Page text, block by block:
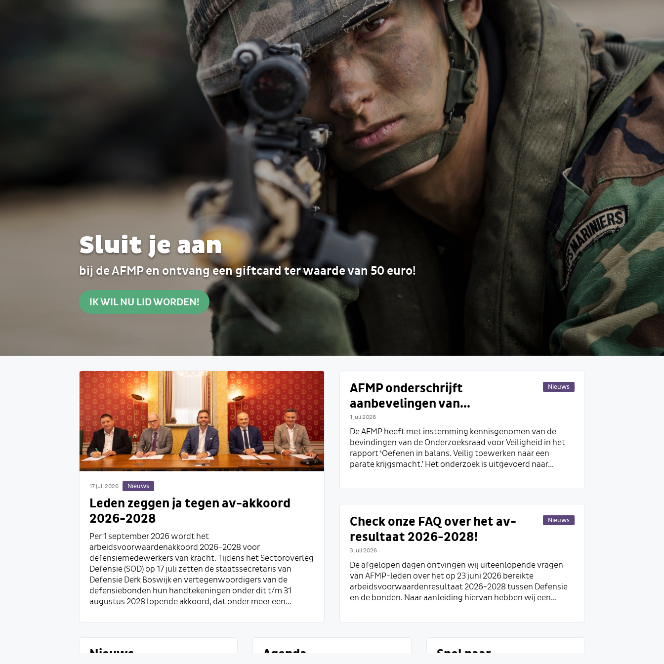
Sluit je aan
bij de AFMP en ontvang een giftcard ter waarde van 50 euro!
IK WIL NU LID WORDEN!
17 juli 2026 Nieuws
Leden zeggen ja tegen av-akkoord
2026-2028
Per 1 september 2026 wordt het
arbeidsvoorwaardenakkoord 2026-2028 voor
defensiemedewerkers van kracht. Tijdens het Sectoroverleg
Defensie (SOD) op 17 juli zetten de staatssecretaris van
Defensie Derk Boswijk en vertegenwoordigers van de
defensiebonden hun handtekeningen onder dit t/m 31
augustus 2028 lopende akkoord, dat onder meer een...
AFMP onderschrijft
aanbevelingen van...
1 juli 2026
Nieuws
De AFMP heeft met instemming kennisgenomen van de
bevindingen van de Onderzoeksraad voor Veiligheid in het
rapport ‘Oefenen in balans. Veilig toewerken naar een
parate krijgsmacht.’ Het onderzoek is uitgevoerd naar...
Check onze FAQ over het av-
resultaat 2026-2028!
3 juli 2026
Nieuws
De afgelopen dagen ontvingen wij uiteenlopende vragen
van AFMP-leden over het op 23 juni 2026 bereikte
arbeidsvoorwaardenresultaat 2026-2028 tussen Defensie
en de bonden. Naar aanleiding hiervan hebben wij een...
Nieuws Agenda Snel naar